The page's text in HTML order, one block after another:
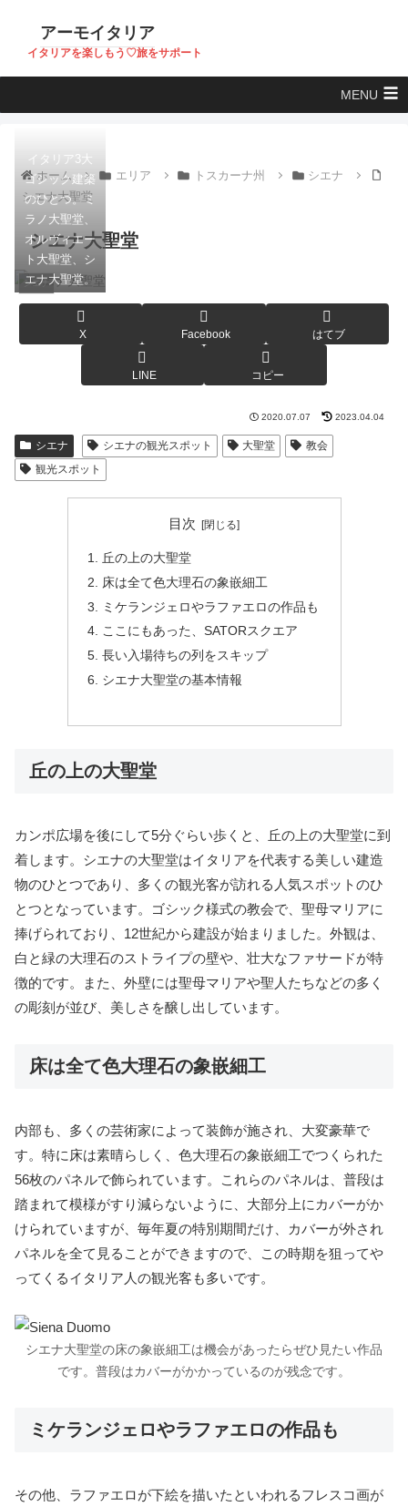
アーモイタリア
イタリアを楽しもう♡旅をサポート
MENU
ホーム エリア トスカーナ州
シエナ
シエナ大聖堂
シエナ大聖堂
シエナ
イタリア3大
ゴシック建築
のひとつ。ミ
ラノ大聖堂、
オルヴィエー
ト大聖堂、シ
エナ大聖堂。
X Facebook はてブ
LINE コピー
2020.07.07 2023.04.04
シエナ シエナの観光スポット 大聖堂
教会
観光スポット
目次
丘の上の大聖堂
床は全て色大理石の象嵌細工
ミケランジェロやラファエロの作品も
ここにもあった、SATORスクエア
長い入場待ちの列をスキップ
シエナ大聖堂の基本情報
丘の上の大聖堂
カンポ広場を後にして5分ぐらい歩くと、丘の上の大聖堂に到
着します。シエナの大聖堂はイタリアを代表する美しい建造
物のひとつであり、多くの観光客が訪れる人気スポットのひ
とつとなっています。ゴシック様式の教会で、聖母マリアに
捧げられており、12世紀から建設が始まりました。外観は、
白と緑の大理石のストライプの壁や、壮大なファサードが特
徴的です。また、外壁には聖母マリアや聖人たちなどの多く
の彫刻が並び、美しさを醸し出しています。
床は全て色大理石の象嵌細工
内部も、多くの芸術家によって装飾が施され、大変豪華で
す。特に床は素晴らしく、色大理石の象嵌細工でつくられた
56枚のパネルで飾られています。これらのパネルは、普段は
踏まれて模様がすり減らないように、大部分上にカバーがか
けられていますが、毎年夏の特別期間だけ、カバーが外され
パネルを全て見ることができますので、この時期を狙ってや
ってくるイタリア人の観光客も多いです。
シエナ大聖堂の床の象嵌細工は機会があったらぜひ見たい作品
です。普段はカバーがかかっているのが残念です。
ミケランジェロやラファエロの作品も
その他、ラファエロが下絵を描いたといわれるフレスコ画が